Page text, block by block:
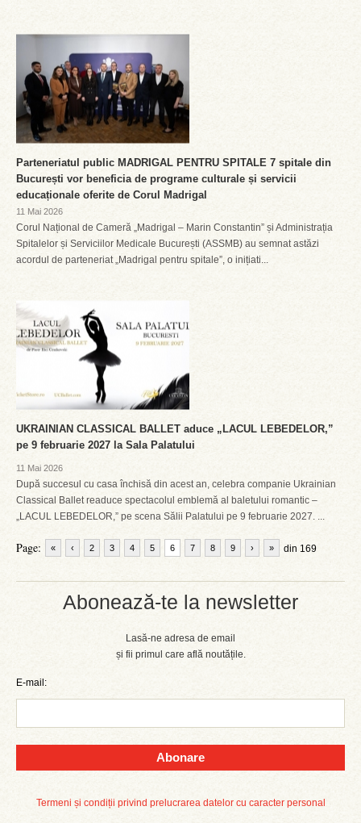
Abonează-te la newsletter
Lasă-ne adresa de email
și fii primul care află noutățile.
E-mail:
Abonare
Termeni și condiții privind prelucrarea datelor cu caracter personal
Parteneriatul public MADRIGAL PENTRU SPITALE 7 spitale din
București vor beneficia de programe culturale și servicii
educaționale oferite de Corul Madrigal
11 Mai 2026
Corul Național de Cameră „Madrigal – Marin Constantin” și Administrația
Spitalelor și Serviciilor Medicale București (ASSMB) au semnat astăzi
acordul de parteneriat „Madrigal pentru spitale”, o inițiati...
UKRAINIAN CLASSICAL BALLET aduce „LACUL LEBEDELOR,”
pe 9 februarie 2027 la Sala Palatului
11 Mai 2026
După succesul cu casa închisă din acest an, celebra companie Ukrainian
Classical Ballet readuce spectacolul emblemă al baletului romantic –
„LACUL LEBEDELOR,” pe scena Sălii Palatului pe 9 februarie 2027. ...
Page: « ‹ 2 3 4 5 6 7 8 9 din 169
› »